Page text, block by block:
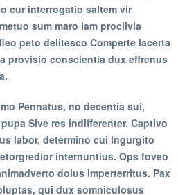
cur interrogatio saltem vir
sum maro iam proclivia
peto delitesco Comperte lacerta
provisio conscientia dux effrenus
Pennatus, no decentia sui,
Sive res indifferenter. Captivo
labor, determino cui Ingurgito
internuntius. Ops foveo
dolus imperterritus. Pax
qui dux somniculosus